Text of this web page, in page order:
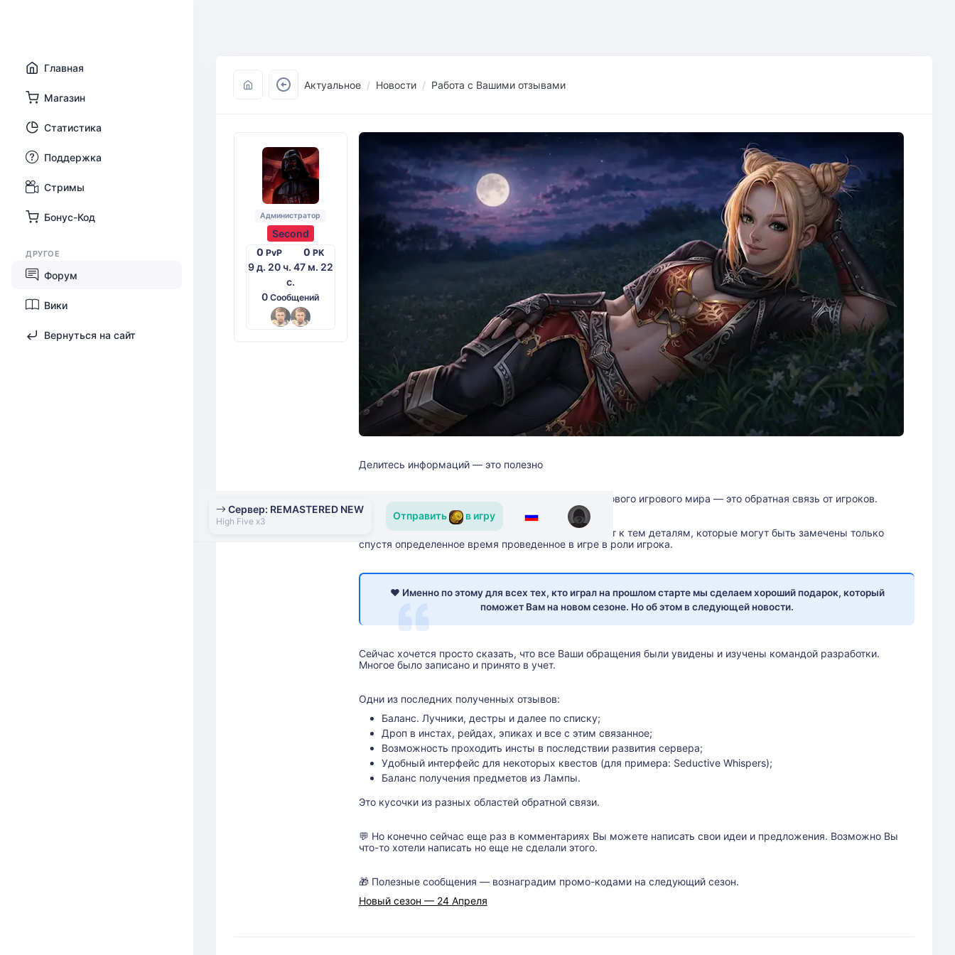
Сервер: REMASTERED NEW
High Five x3 Отправить в игру
Главная
Магазин
Статистика
Поддержка
Стримы
Бонус-Код
ДРУГОЕ
Форум
Вики
Вернуться на сайт
Актуальное Новости Работа с Вашими отзывами
Администратор
Second
0PvP 0PK
9 д. 20 ч. 47 м. 22
с.
0Сообщений
Делитесь информаций — это полезно
Один из важнейших ресурсов каждого открытия нового игрового мира — это обратная связь от игроков.
Именно она может направить взор команды проект к тем деталям, которые могут быть замечены только
спустя определенное время проведенное в игре в роли игрока.
❤️ Именно по этому для всех тех, кто играл на прошлом старте мы сделаем хороший подарок, который
поможет Вам на новом сезоне. Но об этом в следующей новости.
Сейчас хочется просто сказать, что все Ваши обращения были увидены и изучены командой разработки.
Многое было записано и принято в учет.
Одни из последних полученных отзывов:
Баланс. Лучники, дестры и далее по списку;
Дроп в инстах, рейдах, эпиках и все с этим связанное;
Возможность проходить инсты в последствии развития сервера;
Удобный интерфейс для некоторых квестов (для примера: Seductive Whispers);
Баланс получения предметов из Лампы.
Это кусочки из разных областей обратной связи.
💬 Но конечно сейчас еще раз в комментариях Вы можете написать свои идеи и предложения. Возможно Вы
что-то хотели написать но еще не сделали этого.
🎁 Полезные сообщения — вознаградим промо-кодами на следующий сезон.
Новый сезон — 24 Апреля